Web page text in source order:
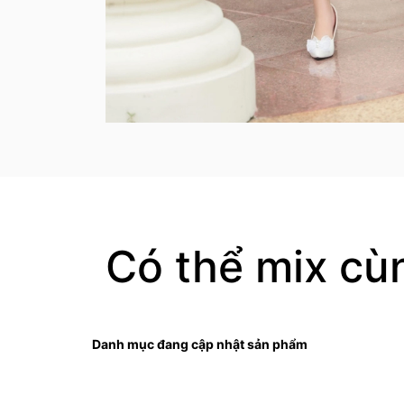
Có thể mix
Danh mục đang cập nhật sản phẩm